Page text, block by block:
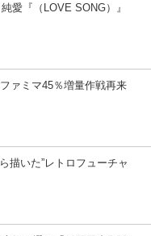
愛『（LOVE SONG）』
ァミマ45％増量作戦再来
描いた”レトロフューチャ